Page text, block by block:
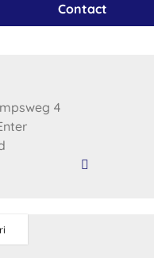
Contact
4